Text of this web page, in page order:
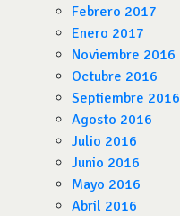
Febrero 2017
Enero 2017
Noviembre 2016
Octubre 2016
Septiembre 2016
Agosto 2016
Julio 2016
Junio 2016
Mayo 2016
Abril 2016